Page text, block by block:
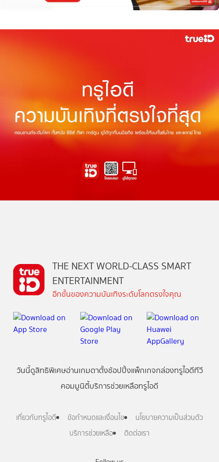
THE NEXT WORLD-CLASS SMART
ENTERTAINMENT
อีกขั้นของความบันเทิงระดับโลกตรงใจคุณ
วันนี้ดูสิทธิพิเศษอ่านเกมตาตั้งช้อปปิ้งแพ็กเกจกล่องทรูไอดีทีวี
คอมมูนิตี้บริการช่วยเหลือทรูไอดี
เกี่ยวกับทรูไอดี ข้อกำหนดและเงื่อนไข
นโยบายความเป็นส่วนตัว
บริการช่วยเหลือ
ติดต่อเรา